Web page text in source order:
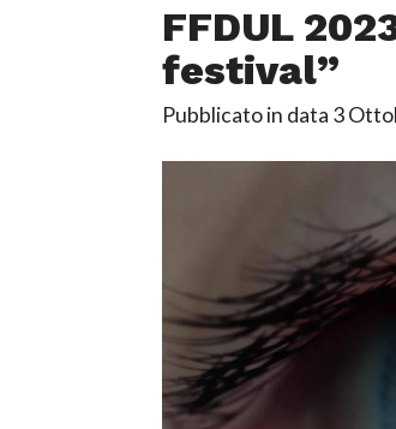
FFDUL
festival”
Pubblicato in data 3